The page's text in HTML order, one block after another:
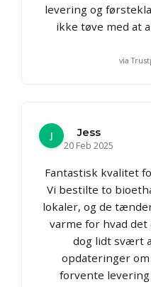
levering og
ikke tøve med at
via
J
Jess
20 Feb 2025
Fantastisk kvalitet
Vi bestilte to
lokaler, og de
varme for hvad
dog lidt svært
opdateringer
forvente